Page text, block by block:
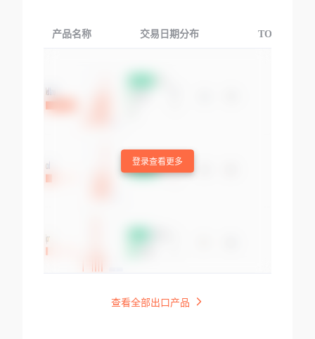
产品名称 交易日期分布 TOP3交易国
登录查看更多
查看全部出口产品